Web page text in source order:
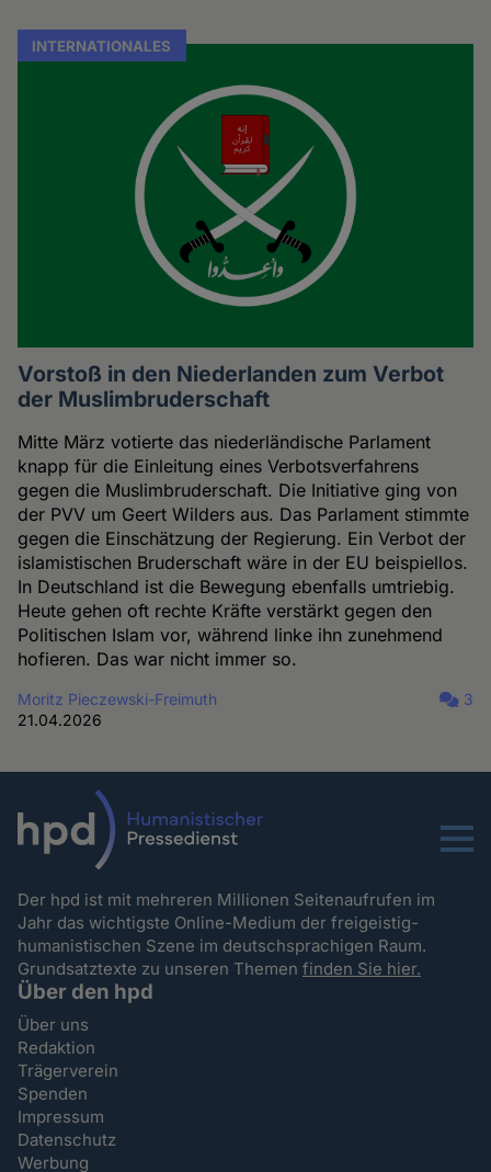
INTERNATIONALES
Vorstoß in den Niederlanden zum Verbot
der Muslimbruderschaft
Mitte März votierte das niederländische Parlament
knapp für die Einleitung eines Verbotsverfahrens
gegen die Muslimbruderschaft. Die Initiative ging von
der PVV um Geert Wilders aus. Das Parlament stimmte
gegen die Einschätzung der Regierung. Ein Verbot der
islamistischen Bruderschaft wäre in der EU beispiellos.
In Deutschland ist die Bewegung ebenfalls umtriebig.
Heute gehen oft rechte Kräfte verstärkt gegen den
Politischen Islam vor, während linke ihn zunehmend
hofieren. Das war nicht immer so.
Moritz Pieczewski-Freimuth
21.04.2026
3
Menu
Der hpd ist mit mehreren Millionen Seitenaufrufen im
Jahr das wichtigste Online-Medium der freigeistig-
humanistischen Szene im deutschsprachigen Raum.
Grundsatztexte zu unseren Themenfinden Sie hier.
Über den hpd
Über uns
Redaktion
Trägerverein
Spenden
Impressum
Datenschutz
Werbung